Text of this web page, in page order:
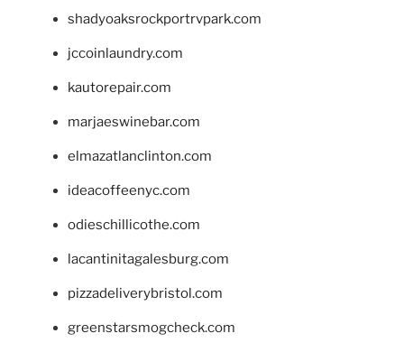
shadyoaksrockportrvpark.com
jccoinlaundry.com
kautorepair.com
marjaeswinebar.com
elmazatlanclinton.com
ideacoffeenyc.com
odieschillicothe.com
lacantinitagalesburg.com
pizzadeliverybristol.com
greenstarsmogcheck.com